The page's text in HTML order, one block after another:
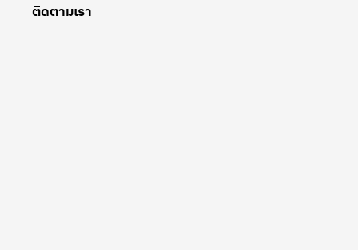
ติดตามเรา